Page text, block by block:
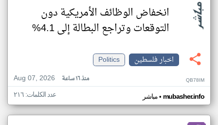
انخفاض الوظائف الأمريكية دون
التوقعات وتراجع البطالة إلى 4.1%
اخبار فلسطين
Politics
Aug 07, 2026
منذ ١٦ ساعة QB78IM
مباشر• mubasher.info عدد الكلمات: ٢١٦